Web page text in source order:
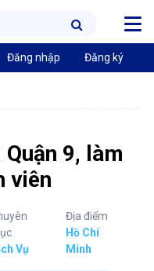
Đăng nhập Đăng ký
9, làm
viên
Vụ
Địa điểm
Hồ Chí
Minh